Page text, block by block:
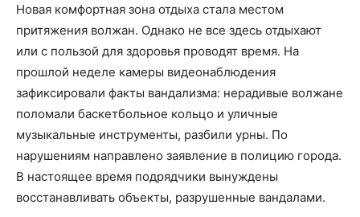
Новая комфортная зона отдыха стала местом
притяжения волжан. Однако не все здесь отдыхают
или с пользой для здоровья проводят время. На
прошлой неделе камеры видеонаблюдения
зафиксировали факты вандализма: нерадивые волжане
поломали баскетбольное кольцо и уличные
музыкальные инструменты, разбили урны. По
нарушениям направлено заявление в полицию города.
В настоящее время подрядчики вынуждены
восстанавливать объекты, разрушенные вандалами.